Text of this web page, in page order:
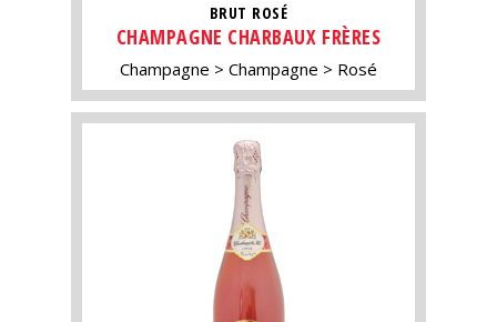
BRUT ROSÉ
CHAMPAGNE CHARBAUX FRÈRES
Champagne Champagne Rosé